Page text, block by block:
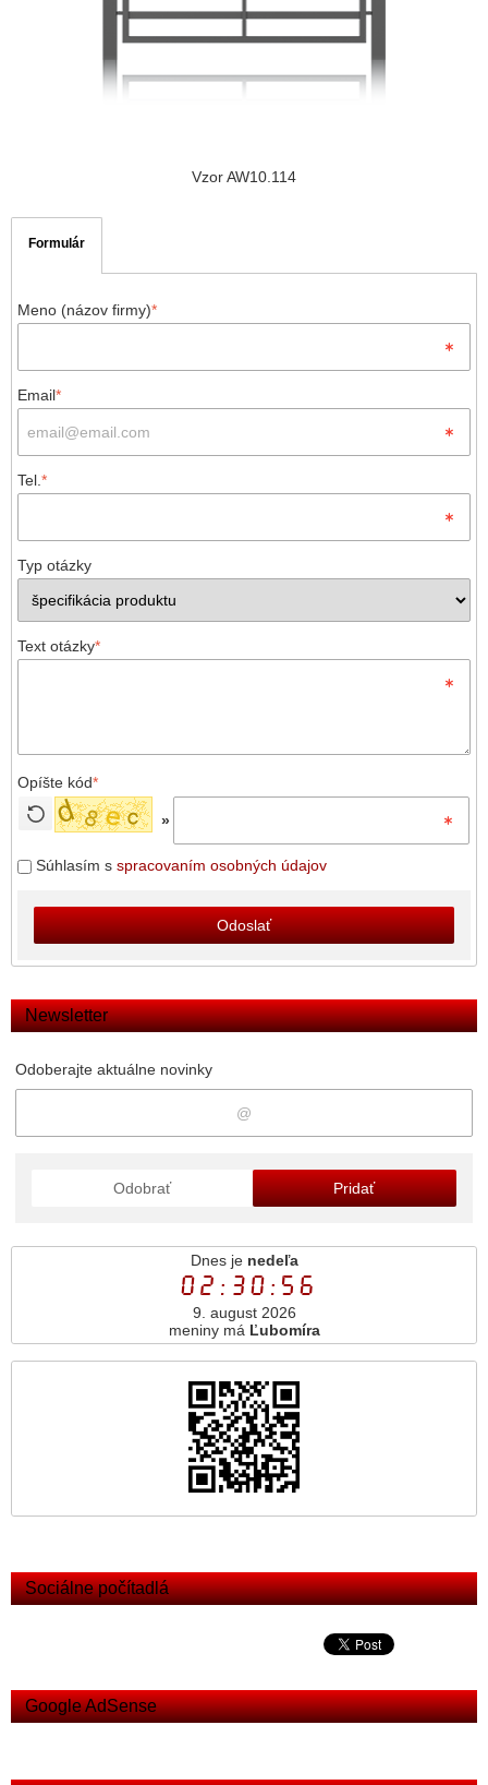
Newsletter
Odoberajte aktuálne novinky
Odobrať Pridať
Dnes je nedeľa
02:30:57
9. august 2026
meniny má Ľubomíra
Sociálne počítadlá
Google AdSense
Vzor AW10.114
Formulár
Meno (názov firmy)*
Email*
Tel. *
Typ otázky
Text otázky*
Opíšte kód*
»
Súhlasím s spracovaním osobných údajov
Odoslať